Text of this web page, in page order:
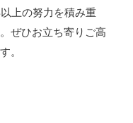
上の努力を積み重
ぜひお立ち寄りご高
。